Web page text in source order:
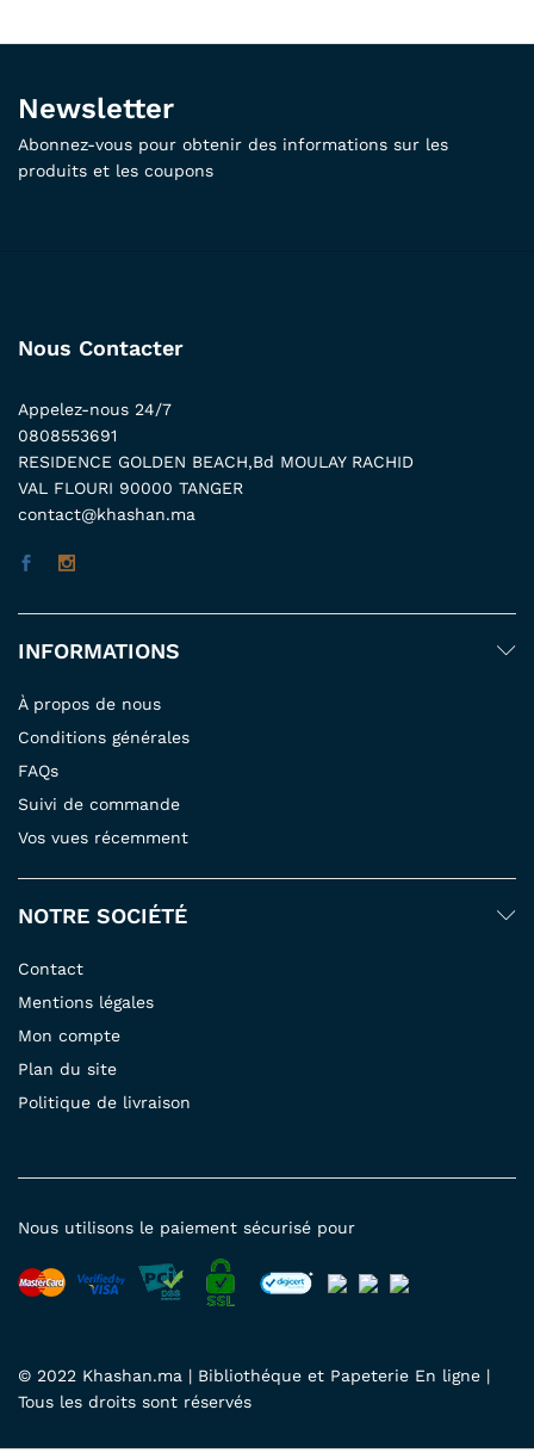
Newsletter
Abonnez-vous pour obtenir des informations sur les
produits et les coupons
Nous Contacter
Appelez-nous 24/7
0808553691
RESIDENCE GOLDEN BEACH,Bd MOULAY RACHID
VAL FLOURI 90000 TANGER
contact@khashan.ma
INFORMATIONS
À propos de nous
Conditions générales
FAQs
Suivi de commande
Vos vues récemment
NOTRE SOCIÉTÉ
Contact
Mentions légales
Mon compte
Plan du site
Politique de livraison
© 2022 Khashan.ma | Bibliothéque et Papeterie En ligne |
Tous les droits sont réservés
Nous utilisons le paiement sécurisé pour